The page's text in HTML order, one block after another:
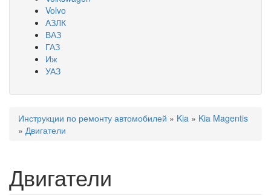
Volvo
АЗЛК
ВАЗ
ГАЗ
Иж
УАЗ
Вы здесь
Инструкции по ремонту автомобилей » Kia » Kia Magentis
» Двигатели
Двигатели